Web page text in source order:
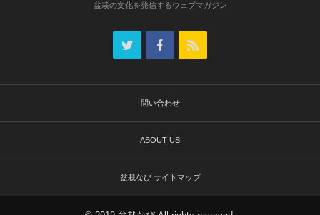
盆栽の文化を発信するウェブマガジン
問い合わせ
ABOUT US
盆栽なび サイトマップ